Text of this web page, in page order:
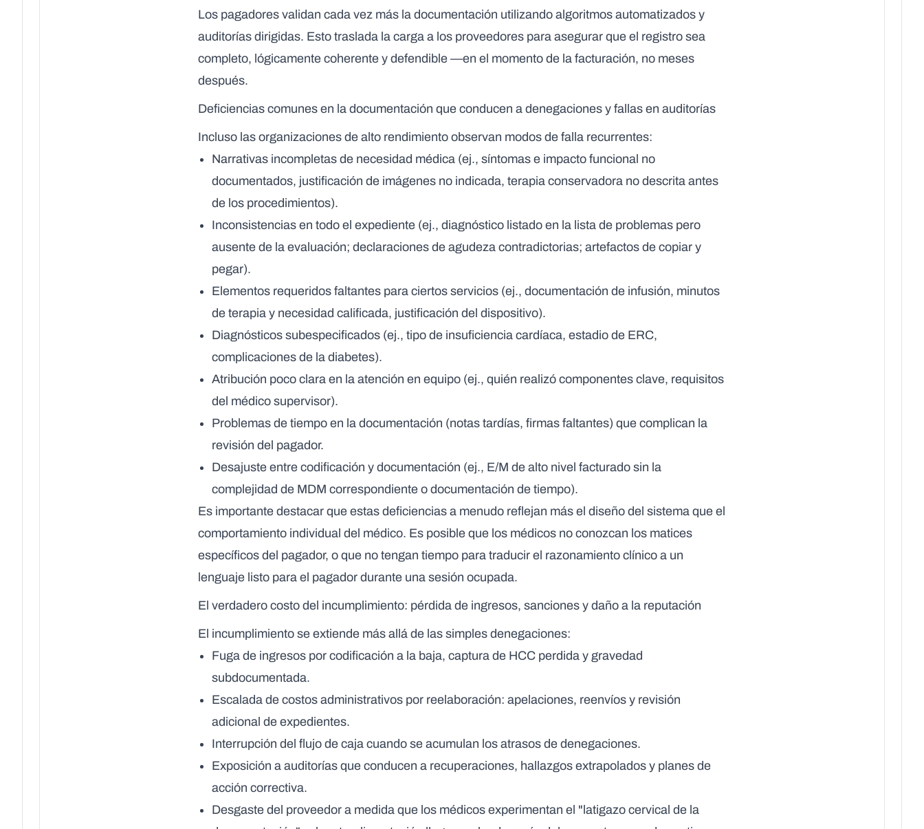
Los pagadores validan cada vez más la documentación utilizando algoritmos automatizados y
auditorías dirigidas. Esto traslada la carga a los proveedores para asegurar que el registro sea
completo, lógicamente coherente y defendible —en el momento de la facturación, no meses
después.
Deficiencias comunes en la documentación que conducen a denegaciones y fallas en auditorías
Incluso las organizaciones de alto rendimiento observan modos de falla recurrentes:
Narrativas incompletas de necesidad médica (ej., síntomas e impacto funcional no
documentados, justificación de imágenes no indicada, terapia conservadora no descrita antes
de los procedimientos).
Inconsistencias en todo el expediente (ej., diagnóstico listado en la lista de problemas pero
ausente de la evaluación; declaraciones de agudeza contradictorias; artefactos de copiar y
pegar).
Elementos requeridos faltantes para ciertos servicios (ej., documentación de infusión, minutos
de terapia y necesidad calificada, justificación del dispositivo).
Diagnósticos subespecificados (ej., tipo de insuficiencia cardíaca, estadio de ERC,
complicaciones de la diabetes).
Atribución poco clara en la atención en equipo (ej., quién realizó componentes clave, requisitos
del médico supervisor).
Problemas de tiempo en la documentación (notas tardías, firmas faltantes) que complican la
revisión del pagador.
Desajuste entre codificación y documentación (ej., E/M de alto nivel facturado sin la
complejidad de MDM correspondiente o documentación de tiempo).
Es importante destacar que estas deficiencias a menudo reflejan más el diseño del sistema que el
comportamiento individual del médico. Es posible que los médicos no conozcan los matices
específicos del pagador, o que no tengan tiempo para traducir el razonamiento clínico a un
lenguaje listo para el pagador durante una sesión ocupada.
El verdadero costo del incumplimiento: pérdida de ingresos, sanciones y daño a la reputación
El incumplimiento se extiende más allá de las simples denegaciones:
Fuga de ingresos por codificación a la baja, captura de HCC perdida y gravedad
subdocumentada.
Escalada de costos administrativos por reelaboración: apelaciones, reenvíos y revisión
adicional de expedientes.
Interrupción del flujo de caja cuando se acumulan los atrasos de denegaciones.
Exposición a auditorías que conducen a recuperaciones, hallazgos extrapolados y planes de
acción correctiva.
Desgaste del proveedor a medida que los médicos experimentan el "latigazo cervical de la